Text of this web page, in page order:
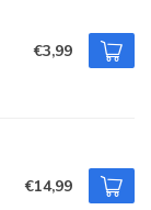
€3,99
€14,99